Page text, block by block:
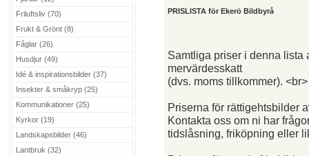
Friluftsliv (70)
Frukt & Grönt (8)
Fåglar (26)
Husdjur (49)
Idé & inspirationsbilder (37)
Insekter & småkryp (25)
Kommunikationer (25)
Kyrkor (19)
Landskapsbilder (46)
Lantbruk (32)
PRISLISTA för Ekerö Bildbyrå
Samtliga priser i denna lista
mervärdesskatt
(dvs. moms tillkommer). <br>
Priserna för rättigehtsbilder
Kontakta oss om ni har
tidslåsning, friköpning eller